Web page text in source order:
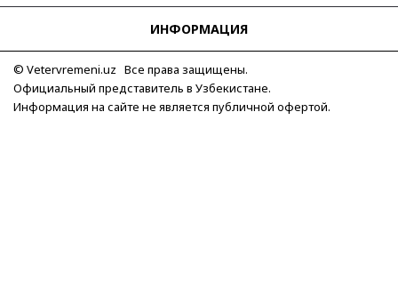
Автоподзавод(131)
Показывать больше
Сбросить все
Применить
ИНФОРМАЦИЯ
© Vetervremeni.uz Все права защищены.
Официальный представитель в Узбекистане.
Информация на сайте не является публичной офертой.